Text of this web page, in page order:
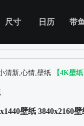
尺寸 日历 带
清新,心情,壁纸 【4K壁
壁纸 3840x2160壁